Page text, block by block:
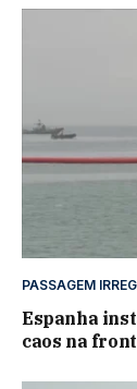
PASSAGEM
Espanha
caos na